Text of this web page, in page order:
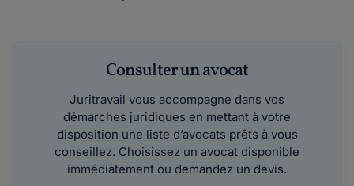
Consulter un avocat
Juritravail vous accompagne dans vos
démarches juridiques en mettant à votre
disposition une liste d’avocats prêts à vous
conseillez. Choisissez un avocat disponible
immédiatement ou demandez un devis.